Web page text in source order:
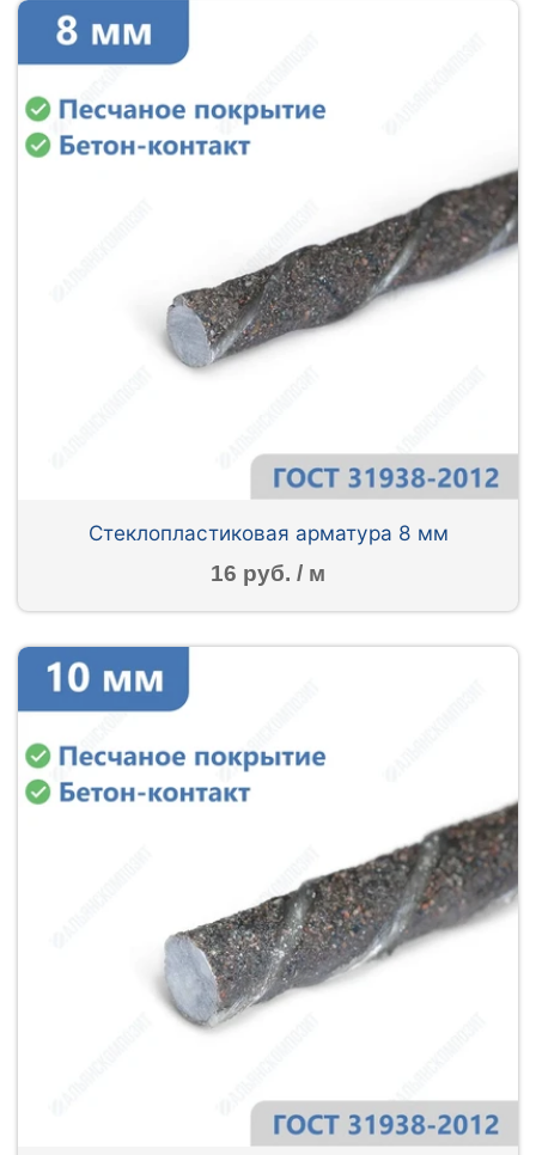
Стеклопластиковая арматура 8 мм
16 руб. / м